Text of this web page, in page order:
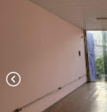
chevron_left